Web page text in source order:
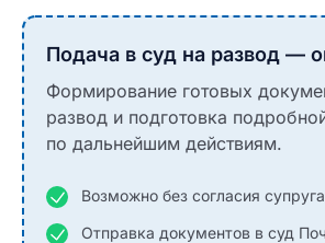
Подача в суд на развод —
Формирование готовых
развод и подготовка
по дальнейшим действиям.
Возможно без согласия супруга
Отправка документов в суд